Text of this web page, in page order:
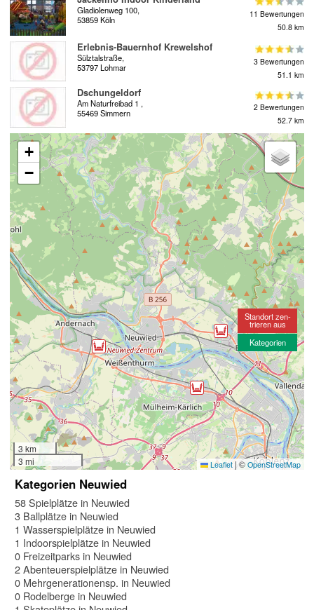
Gladiolenweg 100,
53859 Köln
11 Bewertungen
50.8 km
Erlebnis-Bauernhof Krewelshof
Sülztalstraße,
53797 Lohmar
3 Bewertungen
51.1 km
Dschungeldorf
Am Naturfreibad 1 ,
55469 Simmern
2 Bewertungen
52.7 km
+
−
3 km
3 mi
Leaflet |© OpenStreetMap
Standort zen-
trieren aus
Kategorien
Kategorien Neuwied
58 Spielplätze in Neuwied
3 Ballplätze in Neuwied
1 Wasserspielplätze in Neuwied
1 Indoorspielplätze in Neuwied
0 Freizeitparks in Neuwied
2 Abenteuerspielplätze in Neuwied
0 Mehrgenerationensp. in Neuwied
0 Rodelberge in Neuwied